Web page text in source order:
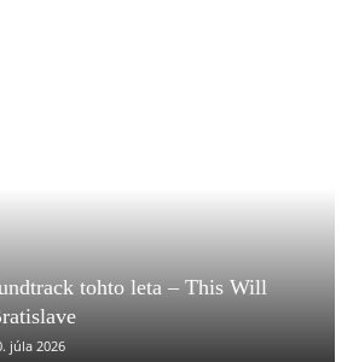
tohto leta – This Will
júla 2026